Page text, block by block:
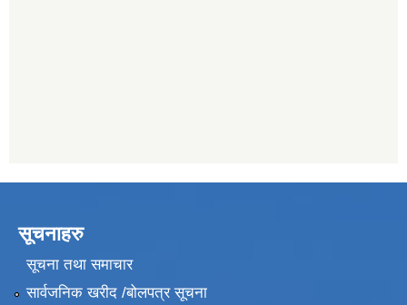
सूचनाहरु
सूचना तथा समाचार
सार्वजनिक खरीद /बोलपत्र सूचना